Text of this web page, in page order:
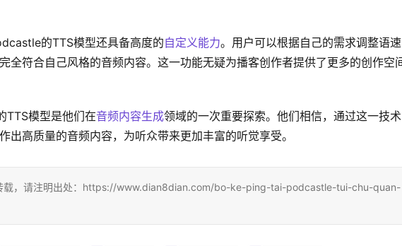
的TTS模型还具备高度的自定义能力。用户可以根据自己的需求调整语速
全符合自己风格的音频内容。这一功能无疑为播客创作者提供了更多的创作空
TTS模型是他们在音频内容生成领域的一次重要探索。他们相信，通过这一技术
出高质量的音频内容，为听众带来更加丰富的听觉享受。
载，请注明出处：https://www.dian8dian.com/bo-ke-ping-tai-podcastle-tui-chu-quan-